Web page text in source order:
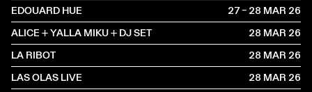
EDOUARD HUE
27 – 28 MAR2026
ALICE + YALLA MIKU + DJ SET
28 MAR2026
LA RIBOT
28 MAR2026
LAS OLAS LIVE
28 MAR2026